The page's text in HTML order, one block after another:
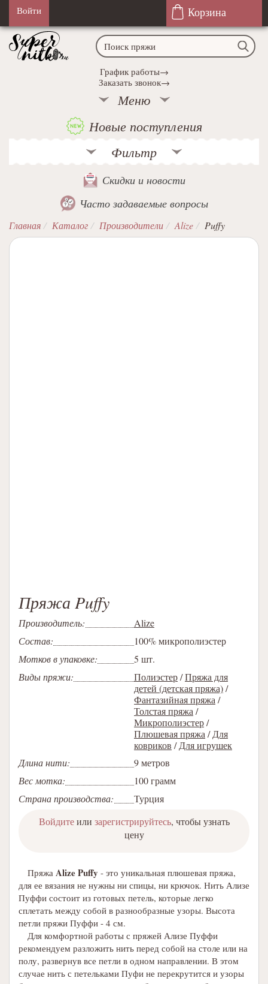
Войти Корзина
График работы→
Заказать звонок→
Меню
Новые поступления
Фильтр
Скидки и новости
Часто задаваемые вопросы
Главная Каталог Производители Alize Puffy
Пряжа Puffy
Производитель:
Alize
Состав:
100% микрополиэстер
Мотков в упаковке:
5 шт.
Виды пряжи:
Полиэстер/Пряжа для
детей (детская пряжа)/
Фантазийная пряжа /
Толстая пряжа /
Микрополиэстер/
Плюшевая пряжа /Для
ковриков /Для игрушек
Длина нити:
9 метров
Вес мотка:
100 грамм
Страна производства:
Турция
Войдитеили зарегистрируйтесь, чтобы узнать
цену
Пряжа Alize Puffy - это уникальная плюшевая пряжа,
для ее вязания не нужны ни спицы, ни крючок. Нить Ализе
Пуффи состоит из готовых петель, которые легко
сплетать между собой в разнообразные узоры. Высота
петли пряжи Пуффи - 4 см.
Для комфортной работы с пряжей Ализе Пуффи
рекомендуем разложить нить перед собой на столе или на
полу, развернув все петли в одном направлении. В этом
случае нить с петельками Пуфи не перекрутится и узоры